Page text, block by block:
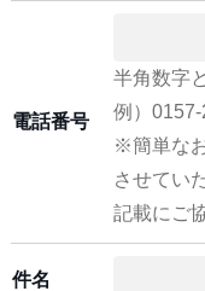
電話番号
半角数字
例）
※簡単な
させてい
記載にご
件名